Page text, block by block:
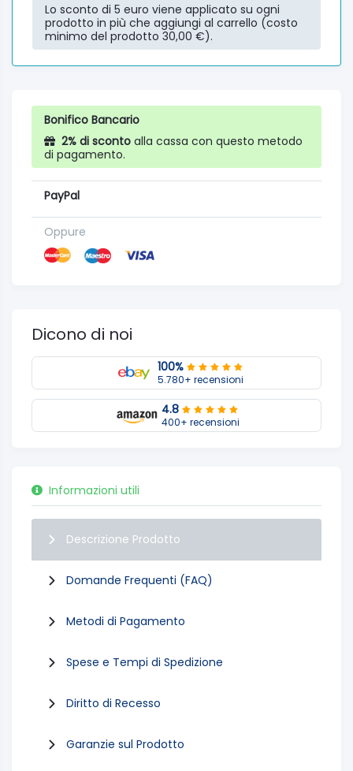
Lo sconto di 5 euro viene applicato su ogni
prodotto in più che aggiungi al carrello (costo
minimo del prodotto 30,00 €).
Bonifico Bancario
2% di sconto alla cassa con questo metodo
di pagamento.
PayPal
Oppure
Dicono di noi
100%
5.780+ recensioni
4.8
400+ recensioni
Informazioni utili
Descrizione Prodotto
Domande Frequenti (FAQ)
Metodi di Pagamento
Spese e Tempi di Spedizione
Diritto di Recesso
Garanzie sul Prodotto